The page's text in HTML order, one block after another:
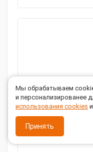
Насос
Мы обрабатываем
и персонализированее
использования cookies и
Принять